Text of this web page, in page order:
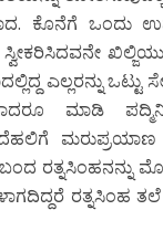
ಕೊನೆಗೆ
ಎಲ್ಲರನ್ನು ಒಟ್ಟು
ಮಾಡಿ
ದೆಹಲಿಗೆ
ರತ್ನಸಿಂಹನನ್ನು
ರತ್ನಸಿಂಹ